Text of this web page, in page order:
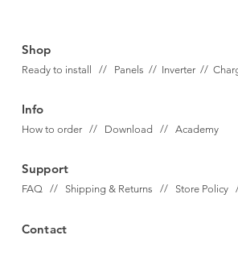
Shop
Ready to install // Panels // Inverter //
Info
How to order // Download // Academy
Support
FAQ // Shipping & Returns // Store Policy
Contact